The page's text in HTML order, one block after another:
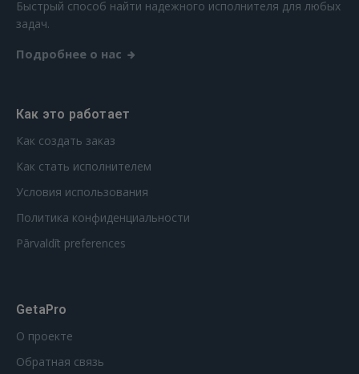
Быстрый способ найти надежного исполнителя для любых
задач.
Подробнее о нас
Как это работает
Как создать заказ
Как стать исполнителем
Условия использования
Политика конфиденциальности
Pārvaldīt preferences
GetaPro
О проекте
Обратная связь